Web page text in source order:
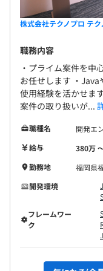
各種社会保険完備
無期雇用
2ヶ月
※試用期間中の労働
株式会社テクノプロ テ
職務内容
・プライム案件を中
お任せします ・
使用経験を活かせま
案件の取り扱いが...
職種名
開発エ
給与
380万
勤務地
福岡県
開発環境
フレームワー
ク